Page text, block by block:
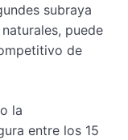
subraya
puede
de
la
entre los 15